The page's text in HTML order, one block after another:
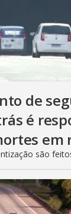
de
é
em
são